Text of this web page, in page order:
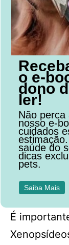
o e-
dono
ler!
Não perca
nosso e-
cuidados
saúde do
dicas
pets.
Saiba Mais
É